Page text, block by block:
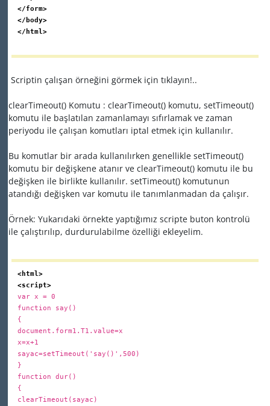
</form>
</body>
</html>
Scriptin çalışan örneğini görmek için tıklayın!..
clearTimeout() Komutu : clearTimeout() komutu, setTimeout()
komutu ile başlatılan zamanlamayı sıfırlamak ve zaman
periyodu ile çalışan komutları iptal etmek için kullanılır.
Bu komutlar bir arada kullanılırken genellikle setTimeout()
komutu bir değişkene atanır ve clearTimeout() komutu ile bu
değişken ile birlikte kullanılır. setTimeout() komutunun
atandığı değişken var komutu ile tanımlanmadan da çalışır.
Örnek: Yukarıdaki örnekte yaptığımız scripte buton kontrolü
ile çalıştırılıp, durdurulabilme özelliği ekleyelim.
<html>
<script>
var x = 0
function say()
{
document.form1.T1.value=x
x=x+1
sayac=setTimeout('say()',500)
}
function dur()
{
clearTimeout(sayac)